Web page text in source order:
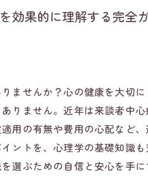
効果的に理解する完全
ませんか？心の健康を大切
りません。近年は来談者中
用の有無や費用の心配など
ントを、心理学の基礎知識
選ぶための自信と安心を手に